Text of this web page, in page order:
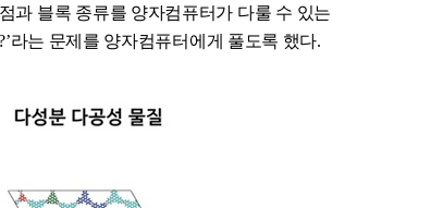
과 블록 종류를 양자컴퓨터가 다룰 수 있는
라는 문제를 양자컴퓨터에게 풀도록 했다.